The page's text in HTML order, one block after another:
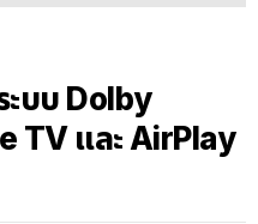
ะบบ Dolby
TV และ AirPlay